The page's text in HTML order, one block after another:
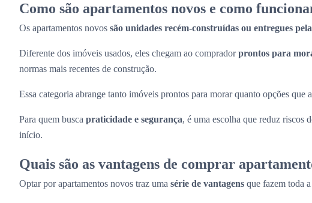
Como são apartamentos novos e como
Os apartamentos novos são unidades recém-construídas ou entregues
Diferente dos imóveis usados, eles chegam ao compradorprontos para
normas mais recentes de construção.
Essa categoria abrange tanto imóveis prontos para morar quanto opções que
Para quem busca praticidade e segurança, é uma escolha que reduz riscos
início.
Quais são as vantagens de comprar
Optar por apartamentos novos traz uma série de vantagens que fazem toda